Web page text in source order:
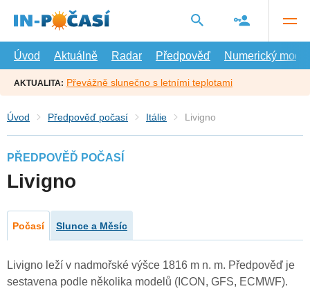
hlavní
Úvod
Aktuálně Radar Předpověď Numerický model
AKTUALITA: Převážně slunečno s letními teplotami
Úvod Předpověď počasí Itálie Livigno
PŘEDPOVĚĎ POČASÍ
Livigno
Počasí Slunce a Měsíc
Livigno leží v nadmořské výšce 1816 m n. m. Předpověď je
sestavena podle několika modelů (ICON, GFS, ECMWF).